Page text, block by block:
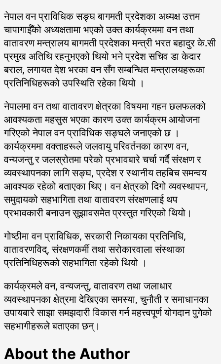
नेपाल वन प्राविधिक सङ्घ बागमती प्रदेशका अध्यक्ष उत्तम
चापागाईँको अध्यक्षतामा भएको उक्त कार्यक्रममा वन तथा
वातावरण मन्त्रालय बागमती प्रदेशका मन्त्री भरत बहादुर के.सी
प्रमुख अतिथि रहनुभएको थियो भने प्रदेश सचिव डा केदार
बराल, लगायत देश भरका वन सँग सम्बन्धित मन्त्रालयहरूका
प्रतिनिधिहरूको उपस्थिति रहेका थियो ।
नेपालमा वन तथा वातावरण क्षेत्रका विषयमा गहन छलफलको
आवश्यकता महसुस भएका कारण उक्त कार्यक्रम आयोजना
गरिएको नेपाल वन प्राविधिक सङ्घले जनाएको छ ।
कार्यक्रममा वक्ताहरूले जलवायु परिवर्तनका कारण वन,
वन्यजन्तु र जलस्रोतमा परेको प्रभावबारे चर्चा गर्दै संरक्षण र
व्यवस्थापनका लागि सङ्घ, प्रदेश र स्थानीय तहबिच समन्वय
आवश्यक रहेको बताएका थिए। वन क्षेत्रको दिगो व्यवस्थापन,
समुदायको सहभागिता तथा वातावरण संरक्षणलाई थप
प्रभावकारी बनाउन सुझावसमेत प्रस्तुत गरिएको थियो।
गोष्ठीमा वन प्राविधिक, सरकारी निकायका प्रतिनिधि,
वातावरणविद्, संरक्षणकर्मी तथा सरोकारवाला संस्थाका
प्रतिनिधिहरूको सहभागिता रहेको थियो ।
कार्यक्रमले वन, वन्यजन्तु, वातावरण तथा जलाधार
व्यवस्थापनका क्षेत्रमा देखिएका समस्या, चुनौती र समाधानका
उपायबारे साझा समझदारी विकास गर्न महत्त्वपूर्ण योगदान पुगेको
सहभागीहरूले बताएका छन्।
About the Author